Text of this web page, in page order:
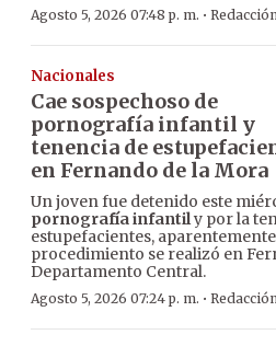
Agosto 5, 2026 07:48 p. m. ·
Nacionales
Cae sospechoso de
pornografía infantil y
tenencia de
en Fernando de la Mora
Un joven fue detenido este
pornografía infantily por la
estupefacientes,
procedimiento se realizó en
Departamento Central.
Agosto 5, 2026 07:24 p. m. ·